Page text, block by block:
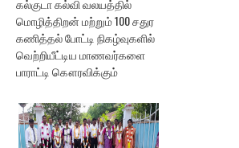
கல்குடா கல்வி வலயத்தில்
மொழித்திறன் மற்றும் 100 சதுர
கணித்தல் போட்டி நிகழ்வுகளில்
வெற்றியீட்டிய மாணவர்களை
பாராட்டி கௌரவிக்கும்